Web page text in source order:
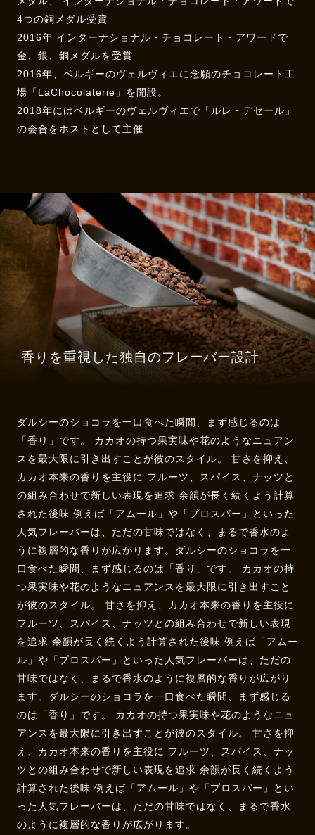
4つの銅メダル受賞
2016年 インターナショナル・チョコレート・アワードで
金、銀、銅メダルを受賞
2016年、ベルギーのヴェルヴィエに念願のチョコレート工
場「LaChocolaterie」を開設。
2018年にはベルギーのヴェルヴィエで「ルレ・デセール」
の会合をホストとして主催
香りを重視した独自のフレーバー設計
ダルシーのショコラを一口食べた瞬間、まず感じるのは
「香り」です。 カカオの持つ果実味や花のようなニュアン
スを最大限に引き出すことが彼のスタイル。 甘さを抑え、
カカオ本来の香りを主役に フルーツ、スパイス、ナッツと
の組み合わせで新しい表現を追求 余韻が長く続くよう計算
された後味 例えば「アムール」や「プロスパー」といった
人気フレーバーは、ただの甘味ではなく、まるで香水のよ
うに複層的な香りが広がります。ダルシーのショコラを一
口食べた瞬間、まず感じるのは「香り」です。 カカオの持
つ果実味や花のようなニュアンスを最大限に引き出すこと
が彼のスタイル。 甘さを抑え、カカオ本来の香りを主役に
フルーツ、スパイス、ナッツとの組み合わせで新しい表現
を追求 余韻が長く続くよう計算された後味 例えば「アムー
ル」や「プロスパー」といった人気フレーバーは、ただの
甘味ではなく、まるで香水のように複層的な香りが広がり
ます。ダルシーのショコラを一口食べた瞬間、まず感じる
のは「香り」です。 カカオの持つ果実味や花のようなニュ
アンスを最大限に引き出すことが彼のスタイル。 甘さを抑
え、カカオ本来の香りを主役に フルーツ、スパイス、ナッ
ツとの組み合わせで新しい表現を追求 余韻が長く続くよう
計算された後味 例えば「アムール」や「プロスパー」とい
った人気フレーバーは、ただの甘味ではなく、まるで香水
のように複層的な香りが広がります。